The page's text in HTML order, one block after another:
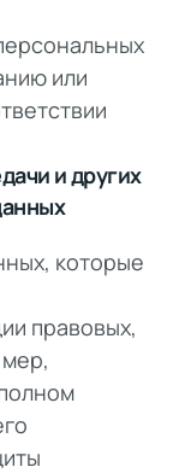
или
и других
которые
правовых,